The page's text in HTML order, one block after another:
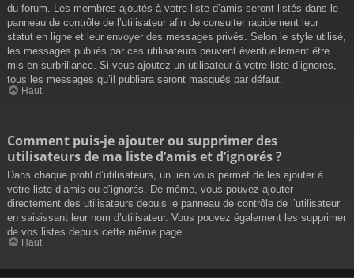
du forum. Les membres ajoutés à votre liste d’amis seront listés dans le
panneau de contrôle de l’utilisateur afin de consulter rapidement leur
statut en ligne et leur envoyer des messages privés. Selon le style utilisé,
les messages publiés par ces utilisateurs peuvent éventuellement être
mis en surbrillance. Si vous ajoutez un utilisateur à votre liste d’ignorés,
tous les messages qu’il publiera seront masqués par défaut.
Haut
Comment puis-je ajouter ou supprimer des
utilisateurs de ma liste d’amis et d’ignorés ?
Dans chaque profil d’utilisateurs, un lien vous permet de les ajouter à
votre liste d’amis ou d’ignorés. De même, vous pouvez ajouter
directement des utilisateurs depuis le panneau de contrôle de l’utilisateur
en saisissant leur nom d’utilisateur. Vous pouvez également les supprimer
de vos listes depuis cette même page.
Haut